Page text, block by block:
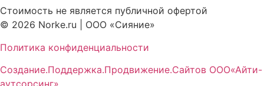
Стоимость не является публичной офертой
© 2026 Norke.ru | ООО «Сияние»
Политика конфиденциальности
Создание.Поддержка.Продвижение.Сайтов ООО«Айти-
аутсорсинг»